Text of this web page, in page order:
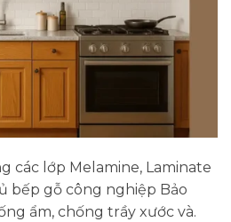
các lớp Melamine, Laminate
bếp gỗ công nghiệp Bảo
ẩm, chống trầy xước và.